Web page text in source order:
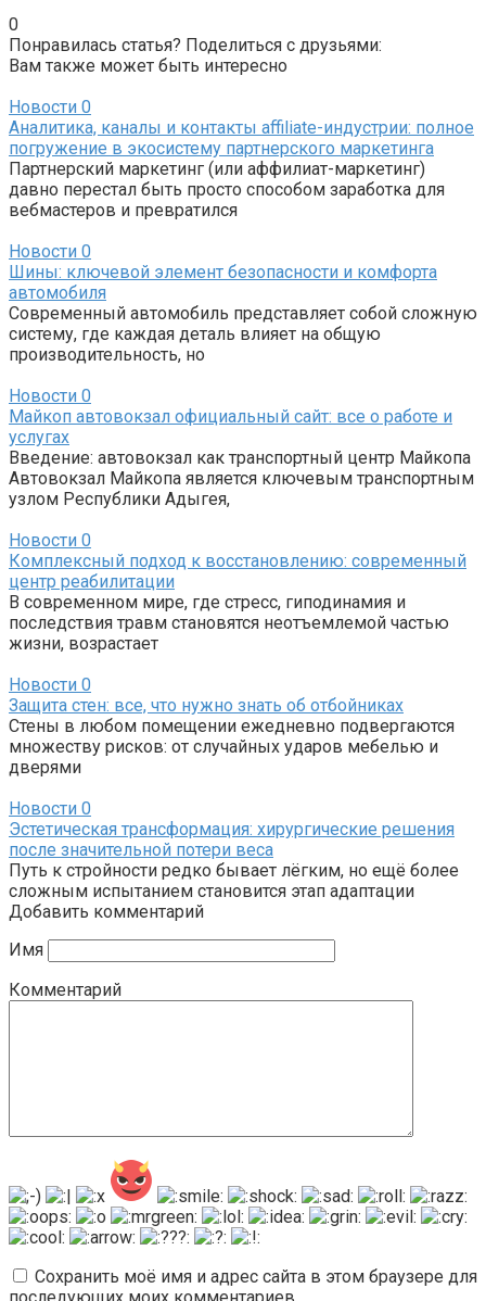
0
Понравилась статья? Поделиться с друзьями:
Вам также может быть интересно
Новости 0
Аналитика, каналы и контакты affiliate-индустрии: полное
погружение в экосистему партнерского маркетинга
Партнерский маркетинг (или аффилиат-маркетинг)
давно перестал быть просто способом заработка для
вебмастеров и превратился
Новости 0
Шины: ключевой элемент безопасности и комфорта
автомобиля
Современный автомобиль представляет собой сложную
систему, где каждая деталь влияет на общую
производительность, но
Новости 0
Майкоп автовокзал официальный сайт: все о работе и
услугах
Введение: автовокзал как транспортный центр Майкопа
Автовокзал Майкопа является ключевым транспортным
узлом Республики Адыгея,
Новости 0
Комплексный подход к восстановлению: современный
центр реабилитации
В современном мире, где стресс, гиподинамия и
последствия травм становятся неотъемлемой частью
жизни, возрастает
Новости 0
Защита стен: все, что нужно знать об отбойниках
Стены в любом помещении ежедневно подвергаются
множеству рисков: от случайных ударов мебелью и
дверями
Новости 0
Эстетическая трансформация: хирургические решения
после значительной потери веса
Путь к стройности редко бывает лёгким, но ещё более
сложным испытанием становится этап адаптации
Добавить комментарий
Имя
Комментарий
Сохранить моё имя и адрес сайта в этом браузере для